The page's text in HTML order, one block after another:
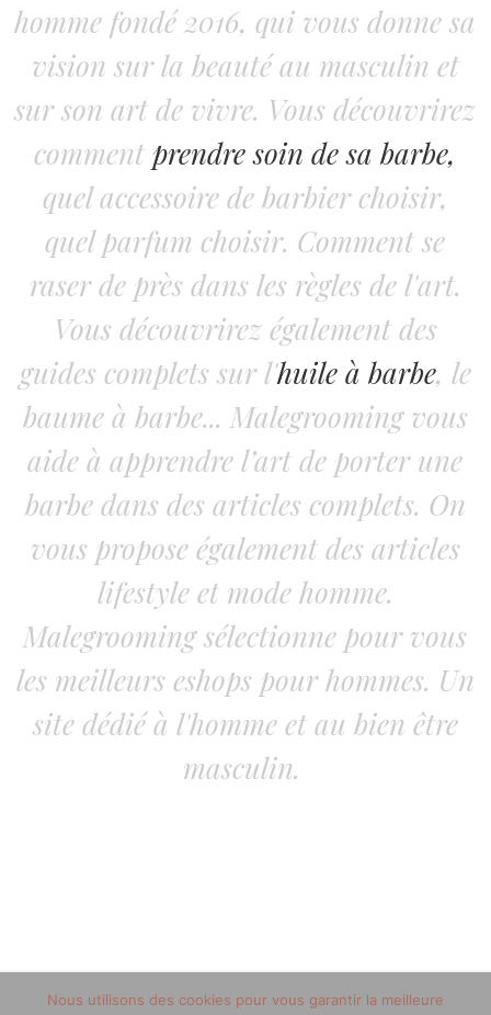
homme fondé 2016, qui vous donne sa
vision sur la beauté au masculin et
sur son art de vivre. Vous découvrirez
commentprendre soin de sa barbe,
quel accessoire de barbier choisir,
quel parfum choisir. Comment se
raser de près dans les règles de l'art.
Vous découvrirez également des
guides complets sur l'huile à barbe, le
baume à barbe... Malegrooming vous
aide à apprendre l’art de porter une
barbe dans des articles complets. On
vous propose également des articles
lifestyle et mode homme.
Malegrooming sélectionne pour vous
les meilleurs eshops pour hommes. Un
site dédié à l'homme et au bien être
masculin.
Nous utilisons des cookies pour vous garantir la meilleure